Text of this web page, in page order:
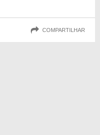
COMPARTILHAR